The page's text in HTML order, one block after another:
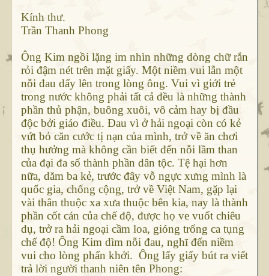
Kính thư.
Trần Thanh Phong
Ông Kim ngồi lặng im nhìn những dòng chữ rắn
rỏi đậm nét trên mặt giấy. Một niềm vui lẫn một
nỗi đau dấy lên trong lòng ông. Vui vì giới trẻ
trong nước không phải tất cả đều là những thành
phần thủ phận, buông xuôi, vô cảm hay bị đầu
độc bởi giáo điều. Đau vì ở hải ngoại còn có kẻ
vứt bỏ căn cước tị nạn của mình, trở về ăn chơi
thụ hưởng mà không cần biết đến nỗi lầm than
của đại đa số thành phần dân tộc. Tệ hại hơn
nữa, dăm ba kẻ, trước đây vỗ ngực xưng mình là
quốc gia, chống cộng, trở về Việt Nam, gặp lại
vài thân thuộc xa xưa thuộc bên kia, nay là thành
phần cốt cán của chế độ, được họ ve vuốt chiêu
dụ, trở ra hải ngoại cầm loa, gióng trống ca tụng
chế độ! Ông Kim dìm nỗi đau, nghĩ đến niềm
vui cho lòng phấn khởi. Ông lấy giấy bút ra viết
trả lời người thanh niên tên Phong: